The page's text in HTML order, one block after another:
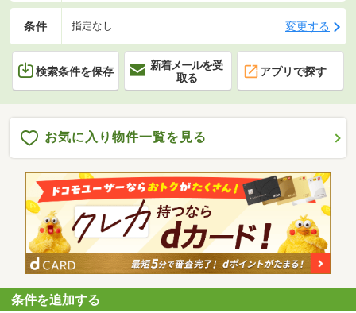
条件 指定なし 変更する
検索条件を保存
新着メールを受
取る
アプリで探す
お気に入り物件一覧を見る
条件を追加する